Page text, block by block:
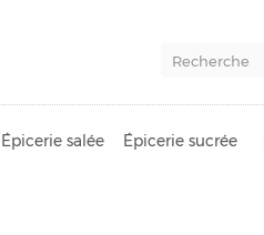
Épicerie salée Épicerie sucrée